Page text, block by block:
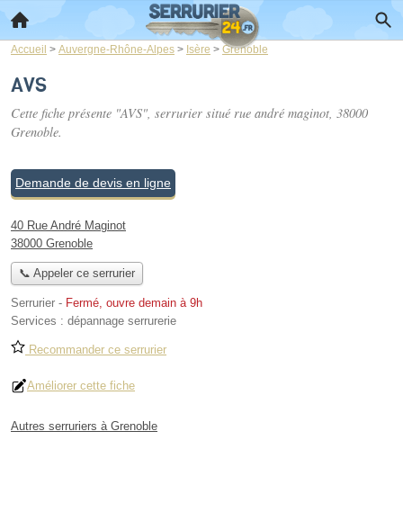
Accueil > Auvergne-Rhône-Alpes > Isère > Grenoble
AVS
Cette fiche présente "AVS", serrurier situé rue andré maginot, 38000
Grenoble.
Demande de devis en ligne
40 Rue André Maginot
38000 Grenoble
📞 Appeler ce serrurier
Serrurier - Fermé, ouvre demain à 9h
Services : dépannage serrurerie
Recommander ce serrurier
Améliorer cette fiche
Autres serruriers à Grenoble